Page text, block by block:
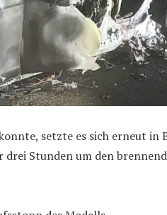
setzte es sich erneut in
drei Stunden um den